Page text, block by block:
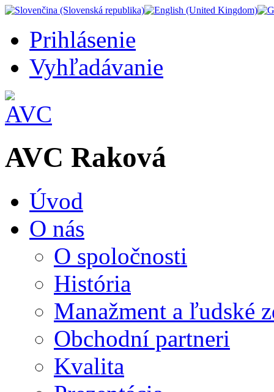
Prihlásenie
Vyhľadávanie
AVC Raková
Úvod
O nás
O spoločnosti
História
Manažment a ľudské
Obchodní partneri
Kvalita